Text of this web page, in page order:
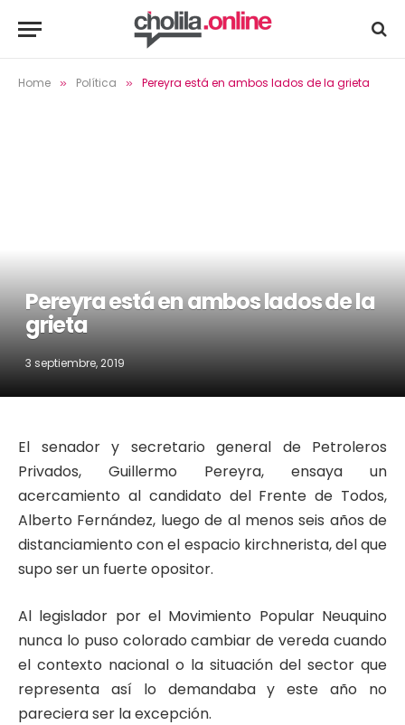
Home » Política » Pereyra está en ambos lados de la grieta
Pereyra está en ambos lados de la
grieta
3 septiembre, 2019
El senador y secretario general de Petroleros
Privados, Guillermo Pereyra, ensaya un
acercamiento al candidato del Frente de Todos,
Alberto Fernández, luego de al menos seis años de
distanciamiento con el espacio kirchnerista, del que
supo ser un fuerte opositor.
Al legislador por el Movimiento Popular Neuquino
nunca lo puso colorado cambiar de vereda cuando
el contexto nacional o la situación del sector que
representa así lo demandaba y este año no
pareciera ser la excepción.